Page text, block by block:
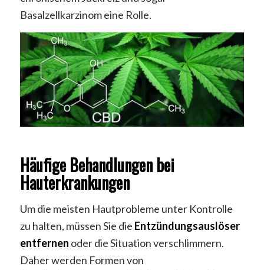
Basalzellkarzinom eine Rolle.
Häufige Behandlungen bei
Hauterkrankungen
Um die meisten Hautprobleme unter Kontrolle
zu halten, müssen Sie die Entzündungsauslöser
entfernen oder die Situation verschlimmern.
Daher werden Formen von